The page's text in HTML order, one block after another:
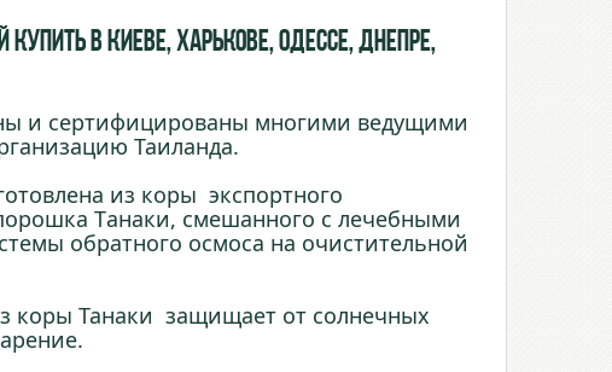
в Киеве, Харькове, Одессе, Днепре,
и сертифицированы многими ведущими
Таиланда.
из коры экспортного
Tанаки, смешанного с лечебными
обратного осмоса на очистительной
коры Танаки защищает от солнечных